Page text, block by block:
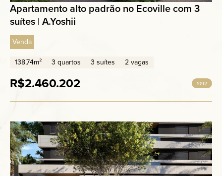
Apartamento alto padrão no Ecoville com 3
suítes | A.Yoshii
Venda
138,74m²
3 quartos 3 suítes 2 vagas
R$2.460.202 1092